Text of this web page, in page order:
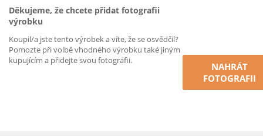
Děkujeme, že chcete přidat fotografii
výrobku
Koupil/a jste tento výrobek a víte, že se osvědčil?
Pomozte při volbě vhodného výrobku také jiným
kupujícím a přidejte svou fotografii.
NAHRÁT
FOTOGRAFII